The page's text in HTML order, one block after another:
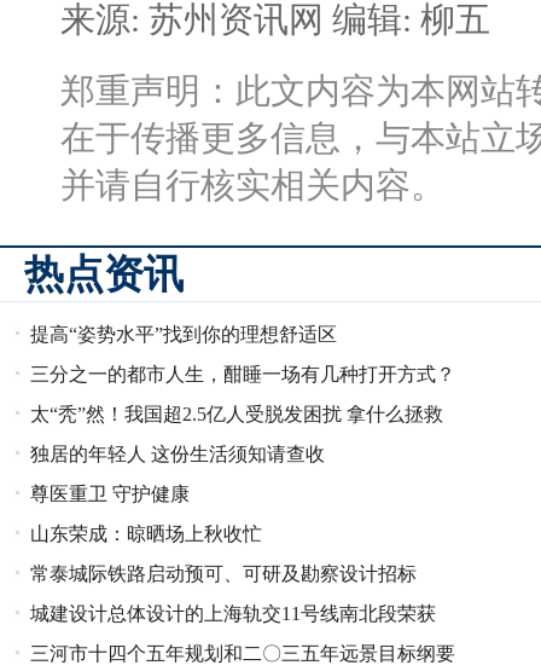
来源: 苏州资讯网 编辑: 柳五
郑重声明：此文内容为本网站
在于传播更多信息，与本站立
并请自行核实相关内容。
热点资讯
提高“姿势水平”找到你的理想舒适区
三分之一的都市人生，酣睡一场有几种打开方式？
太“秃”然！我国超2.5亿人受脱发困扰 拿什么拯救
你，我的头发！
独居的年轻人 这份生活须知请查收
尊医重卫 守护健康
山东荣成：晾晒场上秋收忙
常泰城际铁路启动预可、可研及勘察设计招标
城建设计总体设计的上海轨交11号线南北段荣获
2021年度“FIDIC”大奖
三河市十四个五年规划和二〇三五年远景目标纲要